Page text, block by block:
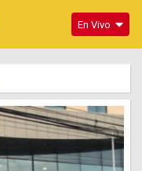
En Vivo